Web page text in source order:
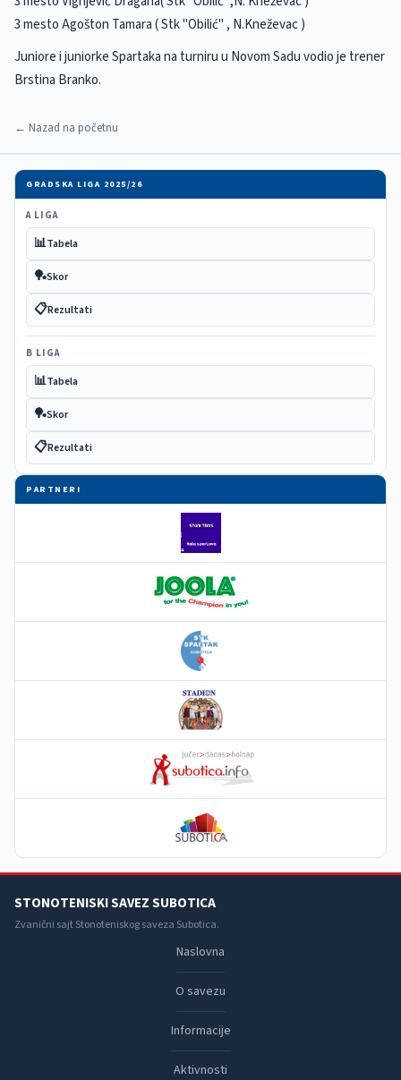
3 mesto Agošton Tamara ( Stk "Obilić" , N.Kneževac )
Juniore i juniorke Spartaka na turniru u Novom Sadu vodio je trener
Brstina Branko.
← Nazad na početnu
GRADSKA LIGA 2025/26
A LIGA
📊Tabela
🏓Skor
📋Rezultati
B LIGA
📊Tabela
🏓Skor
📋Rezultati
PARTNERI
STONOTENISKI SAVEZ SUBOTICA
Zvanični sajt Stonoteniskog saveza Subotica.
Naslovna
O savezu
Informacije
Aktivnosti